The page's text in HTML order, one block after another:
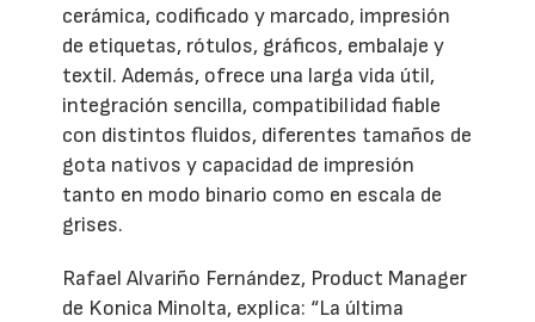
cerámica, codificado y marcado, impresión
de etiquetas, rótulos, gráficos, embalaje y
textil. Además, ofrece una larga vida útil,
integración sencilla, compatibilidad fiable
con distintos fluidos, diferentes tamaños de
gota nativos y capacidad de impresión
tanto en modo binario como en escala de
grises.
Rafael Alvariño Fernández, Product Manager
de Konica Minolta, explica: “La última